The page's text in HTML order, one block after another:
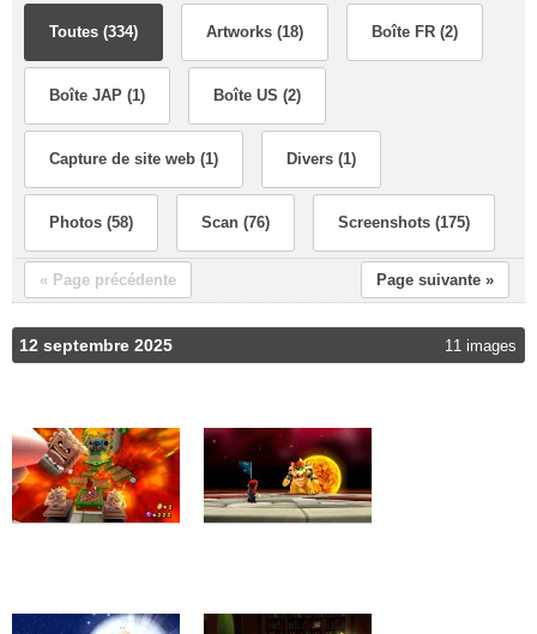
Toutes (334) Artworks (18) Boîte FR (2)
Boîte JAP (1) Boîte US (2)
Capture de site web (1) Divers (1)
Photos (58) Scan (76) Screenshots (175)
« Page précédente Page suivante »
12 septembre 2025 11 images